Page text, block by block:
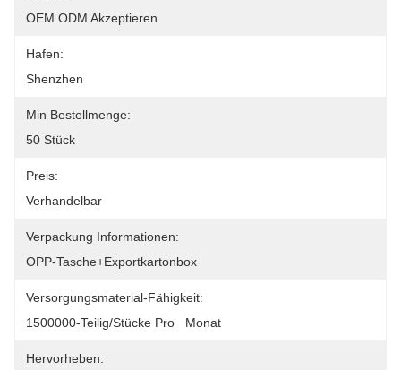
OEM ODM Akzeptieren
Hafen:
Shenzhen
Min Bestellmenge:
50 Stück
Preis:
Verhandelbar
Verpackung Informationen:
OPP-Tasche+Exportkartonbox
Versorgungsmaterial-Fähigkeit:
1500000-Teilig/Stücke Pro   Monat
Hervorheben: